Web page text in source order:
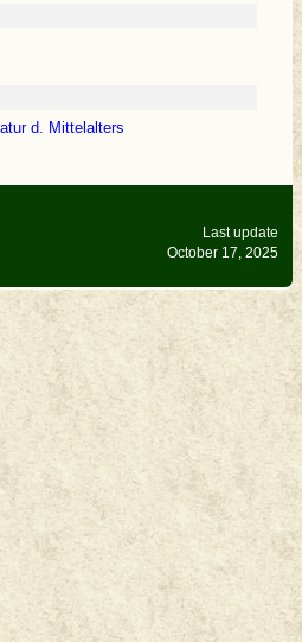
d. Mittelalters
Last update
October 17, 2025